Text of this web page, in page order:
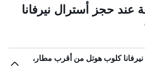
عند حجز أسترال نيرفانا
كلوب هوتل من أقرب مطار،